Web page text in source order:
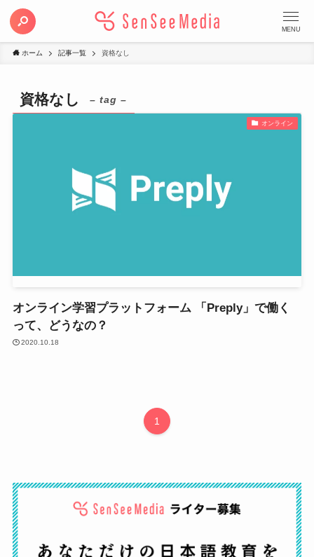
MENU
ホーム 記事一覧 資格なし
資格なし – tag –
オンライン
オンライン学習プラットフォーム 「Preply」で働く
って、どうなの？
2020.10.18
1